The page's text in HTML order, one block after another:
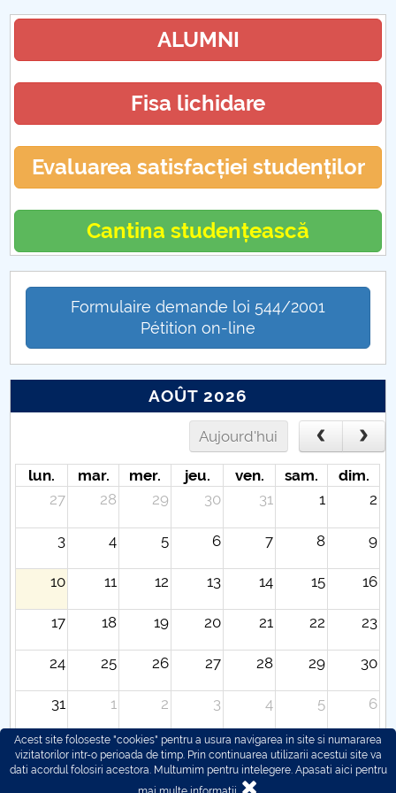
ALUMNI
Fisa lichidare
Evaluarea satisfacției studenților
Cantina studențească
Formulaire demande loi 544/2001
Pétition on-line
AOÛT 2026
Aujourd'hui
lun. mar. mer. jeu. ven. sam.
dim.
27
28 29 30 31 1 2
3 4 5 6 7 8 9
10 11 12 13 14 15 16
17 18 19 20 21 22 23
24 25 26 27 28 29 30
31 1 2 3 4 5 6
Acest site foloseste "cookies" pentru a usura navigarea in site si numararea
vizitatorilor intr-o perioada de timp. Prin continuarea utilizarii acestui site va
dati acordul folosiri acestora. Multumim pentru intelegere. Apasati aici pentru